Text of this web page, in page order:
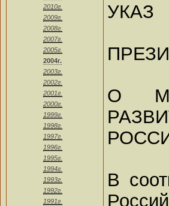
2010г.
2009г.
2008г.
2007г.
2005г.
2004г.
2003г.
2002г.
2001г.
2000г.
1999г.
1998г.
1997г.
1996г.
1995г.
1994г.
1993г.
1992г.
1991г.
УКАЗ
О
В